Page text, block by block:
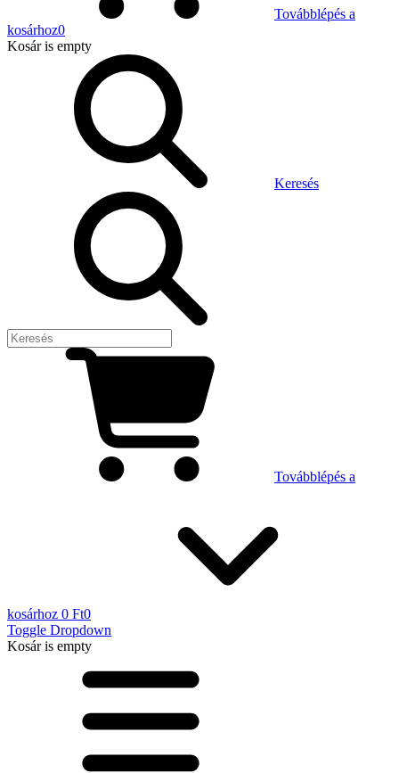
Továbblépés a
kosárhoz0
Kosáris empty
Keresés
Továbblépés a
kosárhoz 0 Ft0
Toggle Dropdown
Kosáris empty